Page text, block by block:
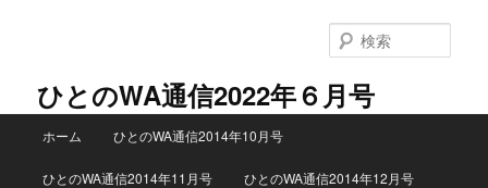
ひとのWA通信2022年６月号
索
メインコンテンツへ移動
サブコンテンツへ移動
ホーム ひとのWA通信2014年10月号
ひとのWA通信2014年11月号 ひとのWA通信2014年12月号